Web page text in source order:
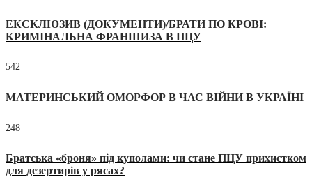
ЕКСКЛЮЗИВ (ДОКУМЕНТИ)/БРАТИ ПО КРОВІ:
КРИМІНАЛЬНА ФРАНШИЗА В ПЦУ
542
МАТЕРИНСЬКИЙ ОМОРФОР В ЧАС ВІЙНИ В УКРАЇНІ
248
Братська «броня» під куполами: чи стане ПЦУ прихистком
для дезертирів у рясах?